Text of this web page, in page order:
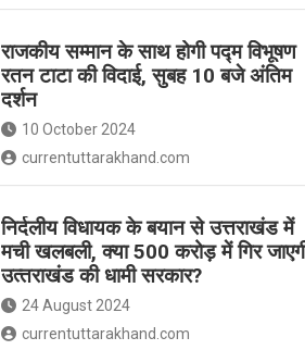
राजकीय सम्मान के साथ होगी पद्म विभूषण
रतन टाटा की विदाई, सुबह 10 बजे अंतिम
दर्शन
10 October 2024
currentuttarakhand.com
निर्दलीय विधायक के बयान से उत्तराखंड में
मची खलबली, क्‍या 500 करोड़ में गिर
उत्‍तराखंड की धामी सरकार?
24 August 2024
currentuttarakhand.com